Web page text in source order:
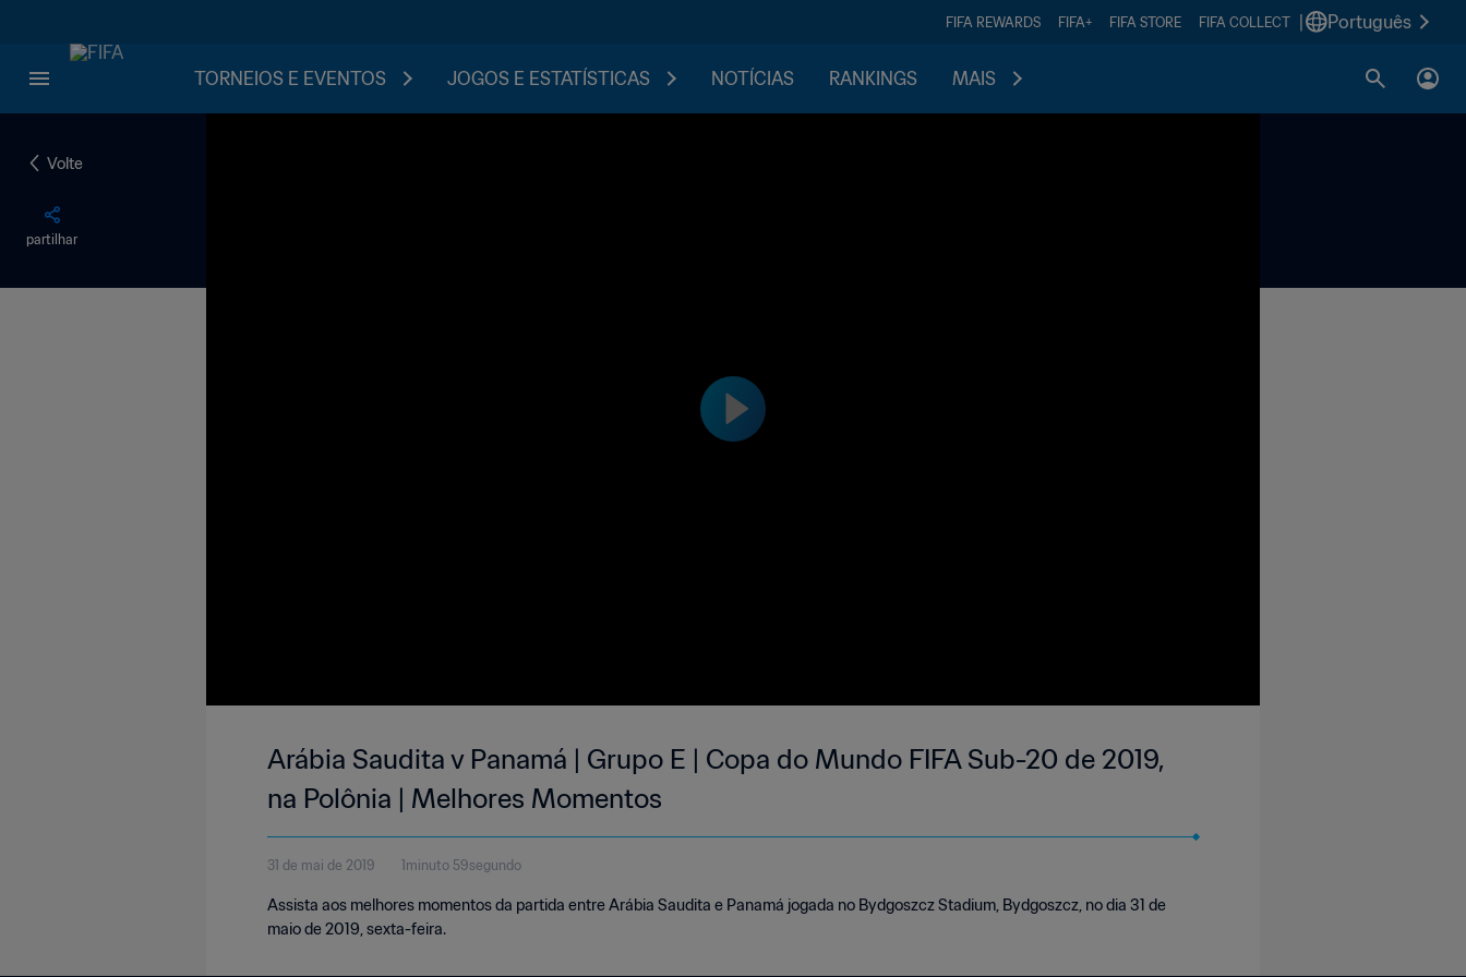
FIFA REWARDS FIFA+ FIFA STORE FIFA COLLECT Português
TORNEIOS E EVENTOS JOGOS E ESTATÍSTICAS NOTÍCIAS RANKINGS MAIS
Volte
partilhar
Arábia Saudita v Panamá | Grupo E | Copa do Mundo FIFA Sub-20 de 2019,
na Polônia | Melhores Momentos
31 de mai de 2019 1minuto 59segundo
Assista aos melhores momentos da partida entre Arábia Saudita e Panamá jogada no Bydgoszcz Stadium, Bydgoszcz, no dia 31 de
maio de 2019, sexta-feira.